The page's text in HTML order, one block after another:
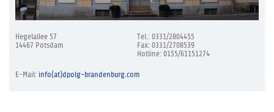
Hegelallee 57
14467 Potsdam
Tel.: 0331/2804455
Fax: 0331/2708539
Hotline: 0155/61151274
E-Mail: info(at)dpolg-brandenburg.com